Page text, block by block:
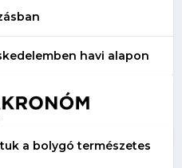
havi alapon
a bolygó természetes